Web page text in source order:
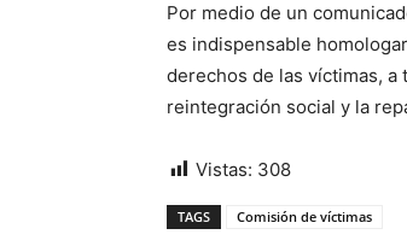
Por medio de un
es indispensable
derechos de las víctimas,
reintegración social y la
Vistas: 308
TAGS Comisión de víctimas